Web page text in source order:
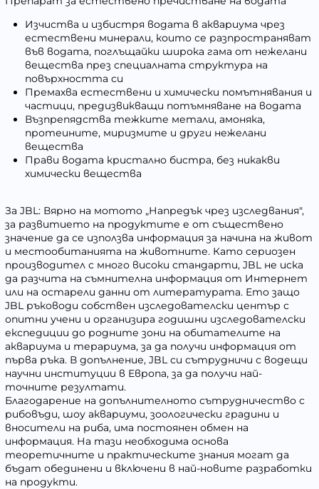
Изчиства и избистря водата в аквариума чрез
естествени минерали, които се разпространяват
във водата, поглъщайки широка гама от нежелани
вещества през специалната структура на
повърхността си
Премахва естествени и химически помътнявания и
частици, предизвикващи потъмняване на водата
Възпрепядства тежките метали, амоняка,
протеините, миризмите и други нежелани
вещества
Прави водата кристално бистра, без никакви
химически вещества
За JBL: Вярно на мотото „Напредък чрез изследвания",
за развитието на продуктите е от съществено
значение да се използва информация за начина на живот
и местообитанията на животните. Като сериозен
производител с много високи стандарти, JBL не иска
да разчита на съмнителна информация от Интернет
или на остарели данни от литературата. Ето защо
JBL ръководи собствен изследователски център с
опитни учени и организира годишни изследователски
експедиции до родните зони на обитателите на
аквариума и терариума, за да получи информация от
първа ръка. В допълнение, JBL си сътрудничи с водещи
научни институции в Европа, за да получи най-
точните резултати.
Благодарение на допълнителното сътрудничество с
рибовъди, шоу аквариуми, зоологически градини и
вносители на риба, има постоянен обмен на
информация. На тази необходима основа
теоретичните и практическите знания могат да
бъдат обединени и включени в най-новите разработки
на продукти.